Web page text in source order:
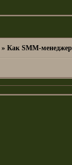
»Как SMM-